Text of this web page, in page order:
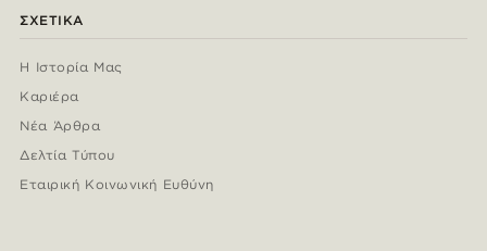
ΣΧΕΤΙΚΆ
Η Ιστορία Μας
Καριέρα
Νέα Άρθρα
Δελτία Τύπου
Εταιρική Κοινωνική Ευθύνη